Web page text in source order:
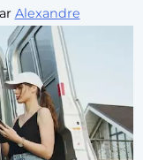
Alexandre